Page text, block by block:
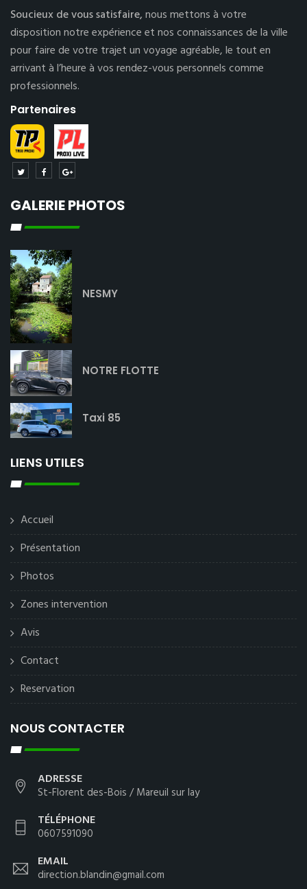
Soucieux de vous satisfaire,nous mettons à votre
disposition notre expérience et nos connaissances de la ville
pour faire de votre trajet un voyage agréable, le tout en
arrivant à l’heure à vos rendez-vous personnels comme
professionnels.
Partenaires
GALERIE PHOTOS
NESMY
NOTRE FLOTTE
Taxi 85
LIENS UTILES
Accueil
Présentation
Photos
Zones intervention
Avis
Contact
Reservation
NOUS CONTACTER
ADRESSE
St-Florent des-Bois / Mareuil sur lay
TÉLÉPHONE
0607591090
EMAIL
direction.blandin@gmail.com